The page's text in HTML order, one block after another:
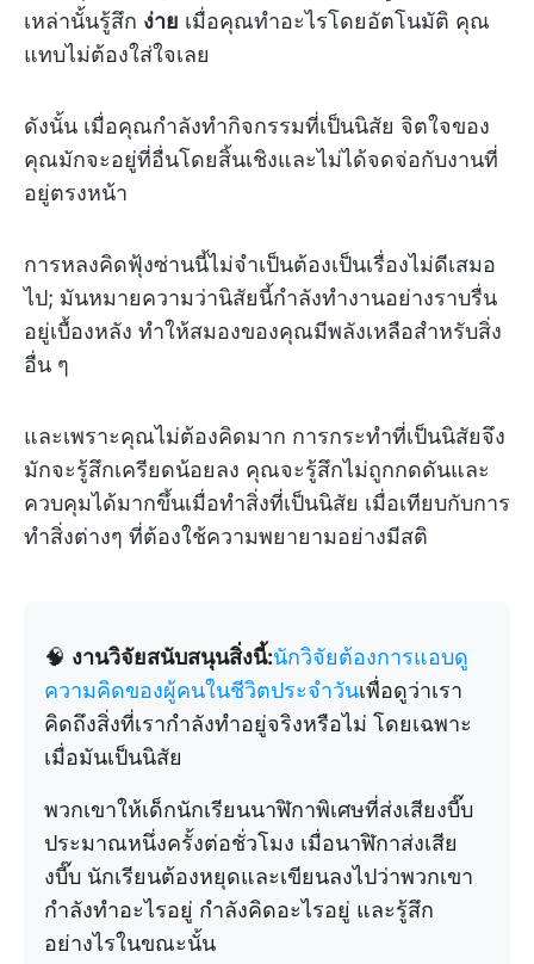
เหล่านั้นรู้สึก ง่าย เมื่อคุณทำอะไรโดยอัตโนมัติ คุณ
แทบไม่ต้องใส่ใจเลย
ดังนั้น เมื่อคุณกำลังทำกิจกรรมที่เป็นนิสัย จิตใจของ
คุณมักจะอยู่ที่อื่นโดยสิ้นเชิงและไม่ได้จดจ่อกับงานที่
อยู่ตรงหน้า
การหลงคิดฟุ้งซ่านนี้ไม่จำเป็นต้องเป็นเรื่องไม่ดีเสมอ
ไป; มันหมายความว่านิสัยนี้กำลังทำงานอย่างราบรื่น
อยู่เบื้องหลัง ทำให้สมองของคุณมีพลังเหลือสำหรับสิ่ง
อื่น ๆ
และเพราะคุณไม่ต้องคิดมาก การกระทำที่เป็นนิสัยจึง
มักจะรู้สึกเครียดน้อยลง คุณจะรู้สึกไม่ถูกกดดันและ
ควบคุมได้มากขึ้นเมื่อทำสิ่งที่เป็นนิสัย เมื่อเทียบกับการ
ทำสิ่งต่างๆ ที่ต้องใช้ความพยายามอย่างมีสติ
🧠 งานวิจัยสนับสนุนสิ่งนี้:นักวิจัยต้องการแอบดู
ความคิดของผู้คนในชีวิตประจำวันเพื่อดูว่าเรา
คิดถึงสิ่งที่เรากำลังทำอยู่จริงหรือไม่ โดยเฉพาะ
เมื่อมันเป็นนิสัย
พวกเขาให้เด็กนักเรียนนาฬิกาพิเศษที่ส่งเสียงบี๊บ
ประมาณหนึ่งครั้งต่อชั่วโมง เมื่อนาฬิกาส่งเสีย
งบี๊บ นักเรียนต้องหยุดและเขียนลงไปว่าพวกเขา
กำลังทำอะไรอยู่ กำลังคิดอะไรอยู่ และรู้สึก
อย่างไรในขณะนั้น